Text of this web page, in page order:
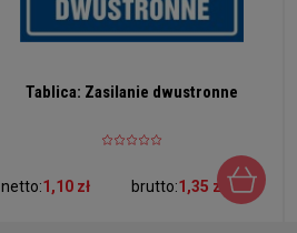
Tablica: Zasilanie dwustronne
netto:1,10 zł brutto:1,35 zł